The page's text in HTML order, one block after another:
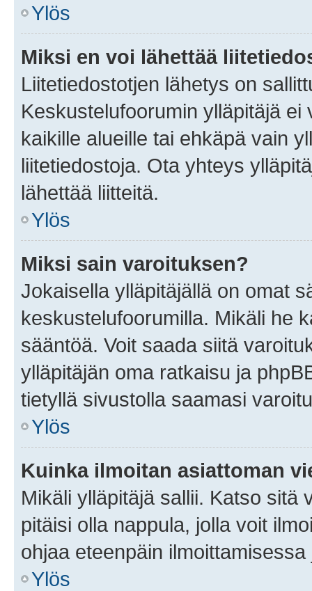
Ylös
Miksi en voi lähettää
Liitetiedostotjen lähetys on
Keskustelufoorumin ylläpitäjä
kaikille alueille tai ehkäpä vain
liitetiedostoja. Ota yhteys
lähettää liitteitä.
Ylös
Miksi sain varoituksen?
Jokaisella ylläpitäjällä on omat
keskustelufoorumilla. Mikäli he
sääntöä. Voit saada siitä
ylläpitäjän oma ratkaisu ja
tietyllä sivustolla saamasi
Ylös
Kuinka ilmoitan asiattoman
Mikäli ylläpitäjä sallii. Katso sitä
pitäisi olla nappula, jolla voit
ohjaa eteenpäin
Ylös